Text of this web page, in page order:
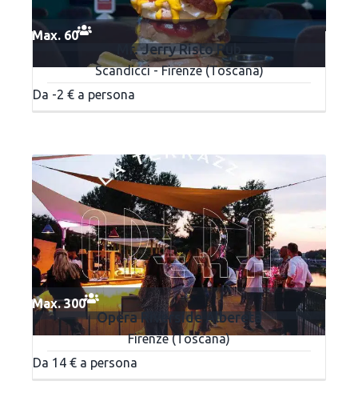
Max. 60
Mr. Jerry Risto Pub
Scandicci - Firenze (Toscana)
Da -2 € a persona
Max. 300
Opera Riverside Albereta
Firenze (Toscana)
Da 14 € a persona